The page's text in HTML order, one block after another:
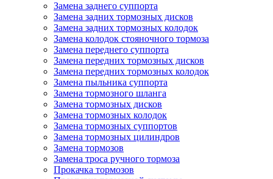
Замена заднего суппорта
Замена задних тормозных дисков
Замена задних тормозных колодок
Замена колодок стояночного тормоза
Замена переднего суппорта
Замена передних тормозных дисков
Замена передних тормозных колодок
Замена пыльника суппорта
Замена тормозного шланга
Замена тормозных дисков
Замена тормозных колодок
Замена тормозных суппортов
Замена тормозных цилиндров
Замена тормозов
Замена троса ручного тормоза
Прокачка тормозов